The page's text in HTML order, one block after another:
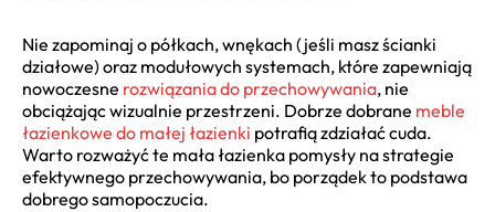
Nie zapominaj o półkach, wnękach (jeśli masz ścianki
działowe) oraz modułowych systemach, które zapewniają
nowoczesne rozwiązania do przechowywania, nie
obciążając wizualnie przestrzeni. Dobrze dobrane meble
łazienkowe do małej łazienki potrafią zdziałać cuda.
Warto rozważyć te mała łazienka pomysły na strategie
efektywnego przechowywania, bo porządek to podstawa
dobrego samopoczucia.